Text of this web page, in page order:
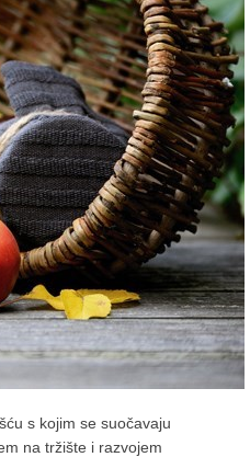
s kojim se suočavaju
na tržište i razvojem